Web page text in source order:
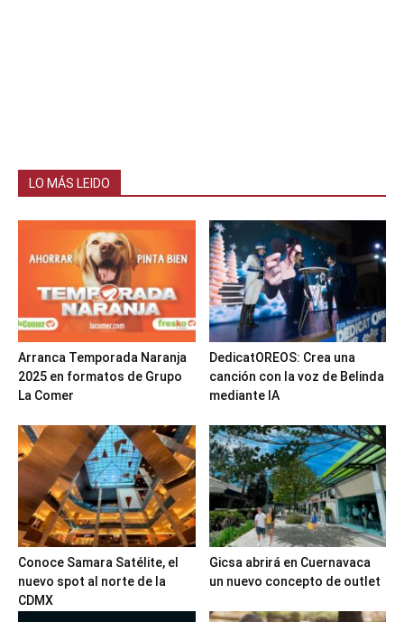
LO MÁS LEIDO
Arranca Temporada Naranja
2025 en formatos de Grupo
La Comer
DedicatOREOS: Crea una
canción con la voz de Belinda
mediante IA
Conoce Samara Satélite, el
nuevo spot al norte de la
CDMX
Gicsa abrirá en Cuernavaca
un nuevo concepto de outlet